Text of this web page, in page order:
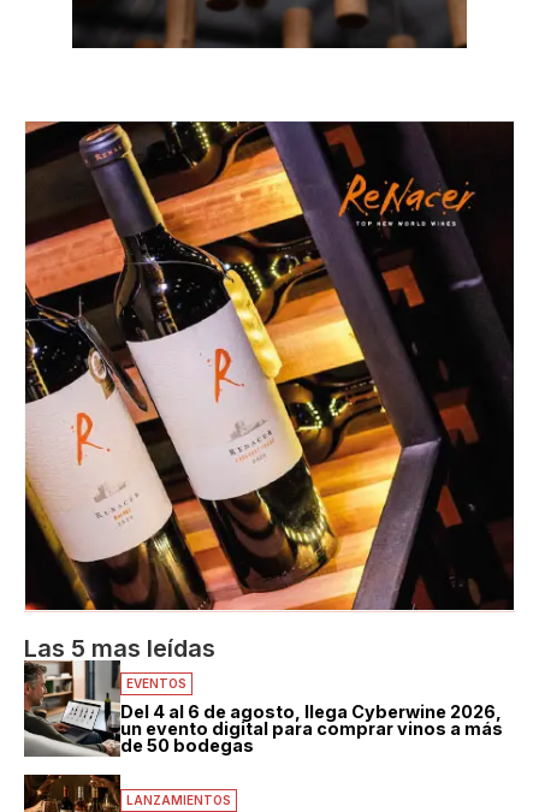
Las 5 mas leídas
EVENTOS
Del 4 al 6 de agosto, llega Cyberwine 2026,
un evento digital para comprar vinos a más
de 50 bodegas
LANZAMIENTOS